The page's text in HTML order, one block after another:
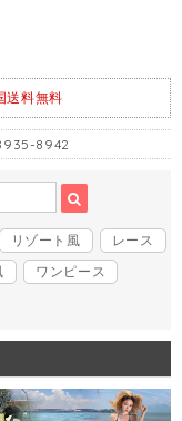
送料無料
8942
リゾート風
レース
ワンピース